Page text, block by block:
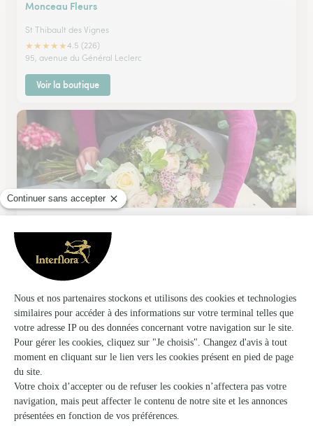
Monceau Fleurs
St Thibault des Vignes
★★★★★4.5 (226)
95, avenue du Général Leclerc
Voir la boutique
Seconde Nature
Couilly Pont Aux Dames
★★
3 place Gouas
Voir la boutique